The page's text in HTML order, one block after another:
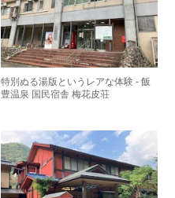
特別ぬる湯版というレアな体験 - 飯
豊温泉 国民宿舎 梅花皮荘